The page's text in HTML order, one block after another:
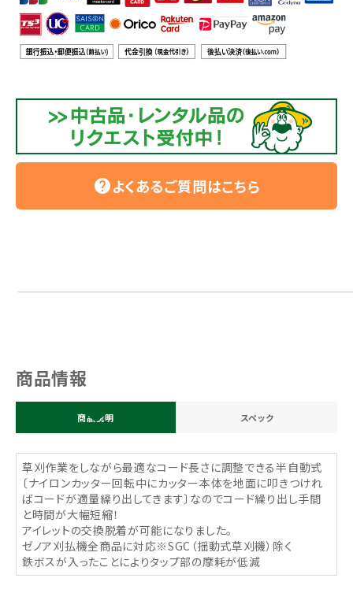
helpよくあるご質問はこちら
商品情報
商品説明 スペック
草刈作業をしながら最適なコード長さに調整できる半自動式
〔ナイロンカッター回転中にカッター本体を地面に叩きつけれ
ばコードが適量繰り出してきます〕なのでコード繰り出し手間
と時間が大幅短縮！
アイレットの交換脱着が可能になりました。
ゼノア刈払機全商品に対応※SGC（揺動式草刈機）除く
鉄ボスが入ったことによりタップ部の摩耗が低減